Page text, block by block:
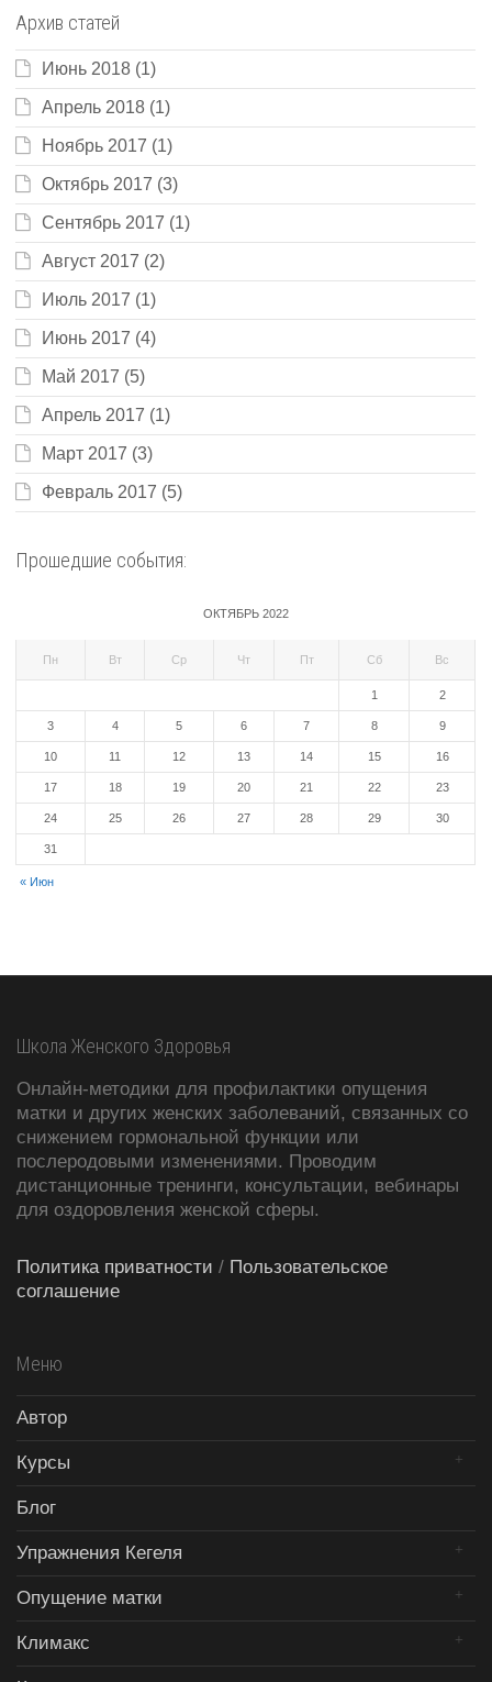
Архив статей
Июнь 2018 (1)
Апрель 2018 (1)
Ноябрь 2017 (1)
Октябрь 2017 (3)
Сентябрь 2017 (1)
Август 2017 (2)
Июль 2017 (1)
Июнь 2017 (4)
Май 2017 (5)
Апрель 2017 (1)
Март 2017 (3)
Февраль 2017 (5)
Прошедшие события:
ОКТЯБРЬ 2022
Пн Вт Ср Чт Пт Сб Вс
« Июн
1 2
3 4 5 6 7 8 9
10 11 12 13 14 15 16
17 18 19 20 21 22 23
24 25 26 27 28 29 30
31
Школа Женского Здоровья
Онлайн-методики для профилактики опущения
матки и других женских заболеваний, связанных со
снижением гормональной функции или
послеродовыми изменениями. Проводим
дистанционные тренинги, консультации, вебинары
для оздоровления женской сферы.
Политика приватности / Пользовательское
соглашение
Меню
Автор
Курсы
Блог
Упражнения Кегеля
Опущение матки
Климакс